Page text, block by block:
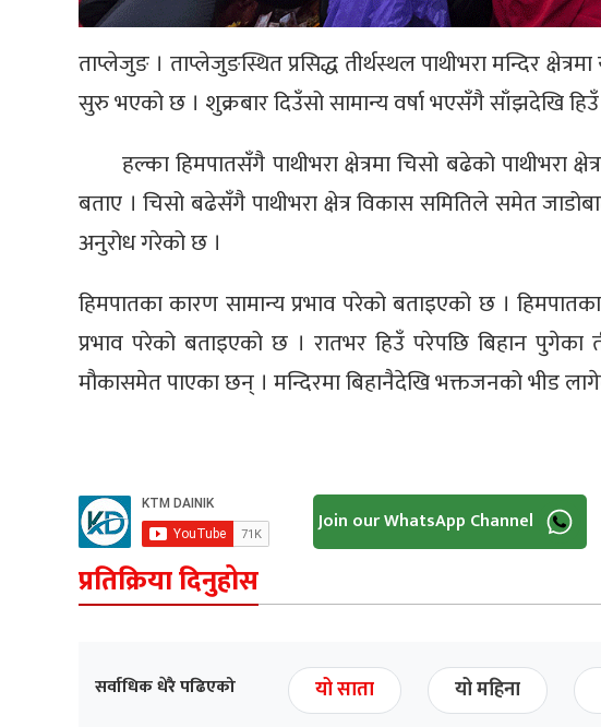
ताप्लेजुङ । ताप्लेजुङस्थित प्रसिद्ध तीर्थस्थल पाथीभरा मन्दिर
सुरु भएको छ । शुक्रबार दिउँसो सामान्य वर्षा भएसँगै साँझदेखि हिउँ
हल्का हिमपातसँगै पाथीभरा क्षेत्रमा चिसो बढेको पाथीभरा
बताए । चिसो बढेसँगै पाथीभरा क्षेत्र विकास समितिले समेत
अनुरोध गरेको छ ।
हिमपातका कारण सामान्य प्रभाव परेको बताइएको छ ।
प्रभाव परेको बताइएको छ । रातभर हिउँ परेपछि बिहान पुगेका
मौकासमेत पाएका छन् । मन्दिरमा बिहानैदेखि भक्तजनको भीड
Join our WhatsApp Channel
प्रतिक्रिया दिनुहोस
सर्वाधिक धेरै पढिएको यो साता यो महिना